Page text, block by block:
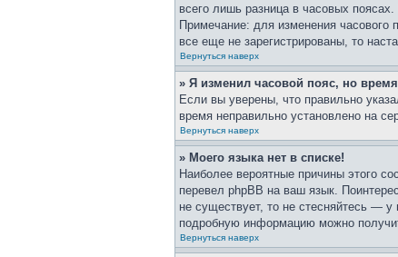
всего лишь разница в часовых
Примечание: для изменения часового
все еще не зарегистрированы, то
Вернуться наверх
» Я изменил часовой пояс, но
Если вы уверены, что правильно
время неправильно установлено на
Вернуться наверх
» Моего языка нет в списке!
Наиболее вероятные причины этого
перевел phpBB на ваш язык.
не существует, то не стесняйтесь —
подробную информацию можно
Вернуться наверх